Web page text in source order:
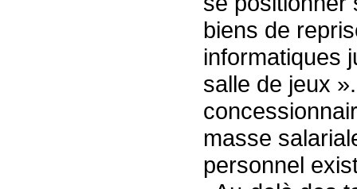
biens de
informatiques
salle de jeux
masse
personnel